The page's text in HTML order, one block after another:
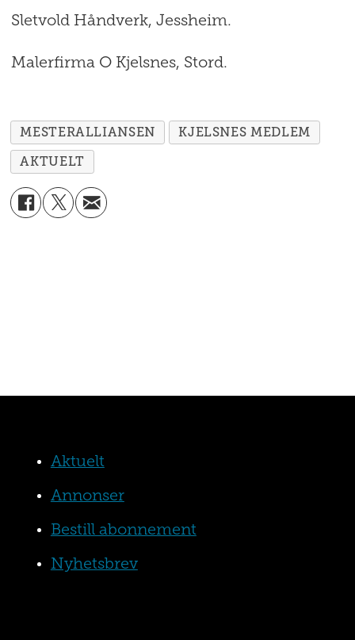
Sletvold Håndverk, Jessheim.
Malerfirma O Kjelsnes, Stord.
MESTERALLIANSEN
KJELSNES MEDLEM
AKTUELT
Aktuelt
Annonser
Bestill abonnement
Nyhetsbrev